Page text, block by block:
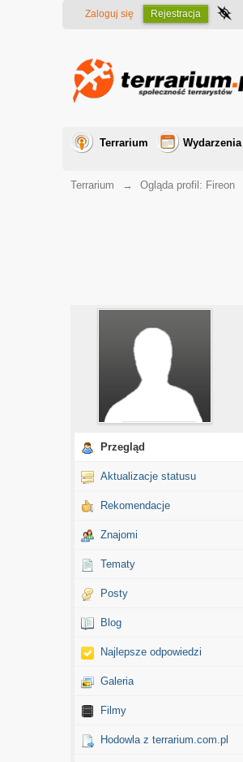
Zaloguj się Rejestracja
Terrarium Wydarzenia
Terrarium
→ Ogląda profil: Fireon
Przegląd
Aktualizacje statusu
Rekomendacje
Znajomi
Tematy
Posty
Blog
Najlepsze odpowiedzi
Galeria
Filmy
Hodowla z terrarium.com.pl